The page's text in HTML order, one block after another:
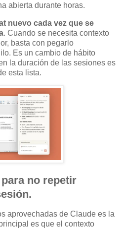
abierta durante horas.
nuevo cada vez que se
. Cuando se necesita contexto
basta con pegarlo
Es un cambio de hábito
la duración de las sesiones es
esta lista.
no repetir
aprovechadas de Claude es la
es que el contexto